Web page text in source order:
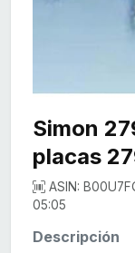
Simon
placas
ASIN:
05:05
Descripción